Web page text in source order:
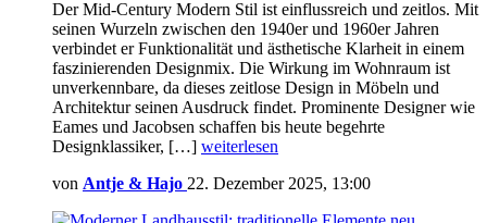
Der Mid-Century Modern Stil ist einflussreich und zeitlos. Mit
seinen Wurzeln zwischen den 1940er und 1960er Jahren
verbindet er Funktionalität und ästhetische Klarheit in einem
faszinierenden Designmix. Die Wirkung im Wohnraum ist
unverkennbare, da dieses zeitlose Design in Möbeln und
Architektur seinen Ausdruck findet. Prominente Designer wie
Eames und Jacobsen schaffen bis heute begehrte
Designklassiker, […] weiterlesen
von Antje & Hajo 22. Dezember 2025, 13:00